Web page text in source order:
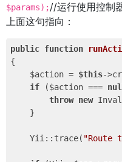
$params);//运行使用控制
上面这句指向：
public function
{
    $action =
$this-
if ($action ===
throw new
    }
    Yii::trace(
"Route